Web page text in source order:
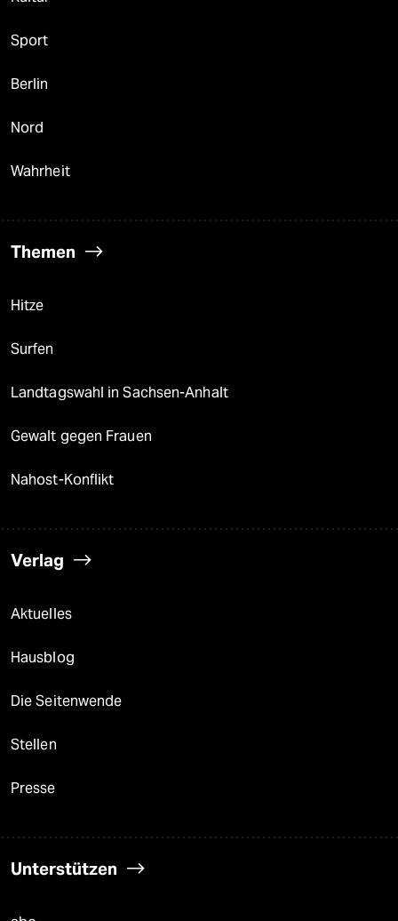
Sport
Berlin
Nord
Wahrheit
Themen
Hitze
Surfen
Landtagswahl in Sachsen-Anhalt
Gewalt gegen Frauen
Nahost-Konflikt
Verlag
Aktuelles
Hausblog
Die Seitenwende
Stellen
Presse
Unterstützen